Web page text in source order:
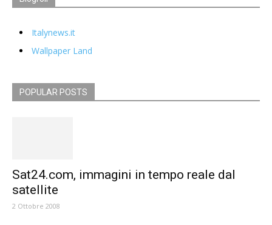
Italynews.it
Wallpaper Land
POPULAR POSTS
Sat24.com, immagini in tempo reale dal
satellite
2 Ottobre 2008